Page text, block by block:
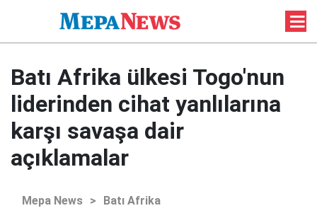
Batı Afrika ülkesi Togo'nun
liderinden cihat yanlılarına
karşı savaşa dair
açıklamalar
Mepa News > Batı Afrika